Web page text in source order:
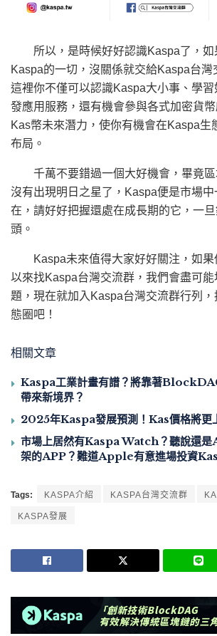
所以，是時候好好認識Kaspa了，如
Kaspa的一切，沒關係就交給Kaspa台灣
這裡你不僅可以認識Kaspa大小事、學
發應用服務，還有機會參與各式加密貨
Kas幣未來潛力，使你有機會在Kaspa生
布局。
千萬不要錯過一個大好機會，畢竟區
沒有出現明日之星了，Kaspa便是市場
在，請好好把握還處在成長期的它，一
頭。
Kaspa未來值得大家好好關注，如果
以來找Kaspa台灣交流群，我們會盡可
題，現在就加入Kaspa台灣交流群行列
態圈吧！
相關文章
Kaspa工業計畫有譜？將靠著
帶來新境界？
2025年Kaspa發展預測！Kas價格將更
市場上居然有Kaspa Watch？聽說還
架的APP？難道Apple有意進場投資
Tags: KASPA介紹 KASPA台灣交流群
KASPA發展